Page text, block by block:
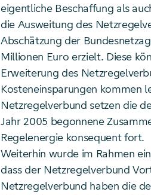
eigentliche Beschaffung als
die Ausweitung des
Abschätzung der
Millionen Euro erzielt. Diese
Erweiterung des
Kosteneinsparungen kommen
Netzregelverbund setzen die
Jahr 2005 begonnene
Regelenergie konsequent fort.
Weiterhin wurde im Rahmen
dass der Netzregelverbund
Netzregelverbund haben die